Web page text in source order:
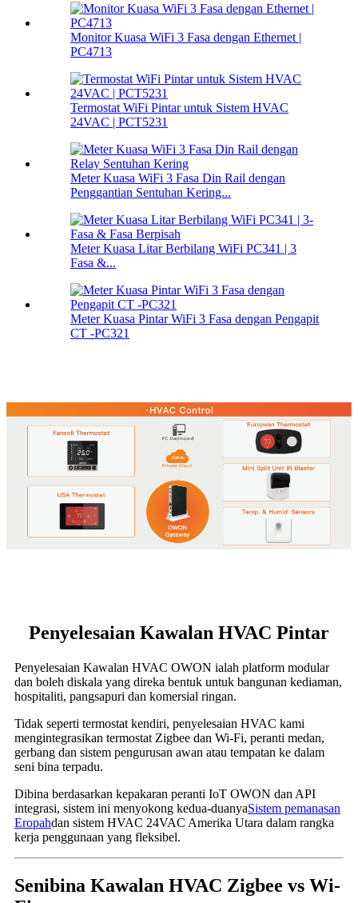
Monitor Kuasa WiFi 3 Fasa dengan Ethernet |
PC4713
Termostat WiFi Pintar untuk Sistem HVAC
24VAC | PCT5231
Meter Kuasa WiFi 3 Fasa Din Rail dengan
Penggantian Sentuhan Kering...
Meter Kuasa Litar Berbilang WiFi PC341 | 3
Fasa &...
Meter Kuasa Pintar WiFi 3 Fasa dengan Pengapit
CT -PC321
Penyelesaian Kawalan HVAC Pintar
Penyelesaian Kawalan HVAC OWON ialah platform modular
dan boleh diskala yang direka bentuk untuk bangunan kediaman,
hospitaliti, pangsapuri dan komersial ringan.
Tidak seperti termostat kendiri, penyelesaian HVAC kami
mengintegrasikan termostat Zigbee dan Wi-Fi, peranti medan,
gerbang dan sistem pengurusan awan atau tempatan ke dalam
seni bina terpadu.
Dibina berdasarkan kepakaran peranti IoT OWON dan API
integrasi, sistem ini menyokong kedua-duanyaSistem pemanasan
Eropahdan sistem HVAC 24VAC Amerika Utara dalam rangka
kerja penggunaan yang fleksibel.
Senibina Kawalan HVAC Zigbee vs Wi-